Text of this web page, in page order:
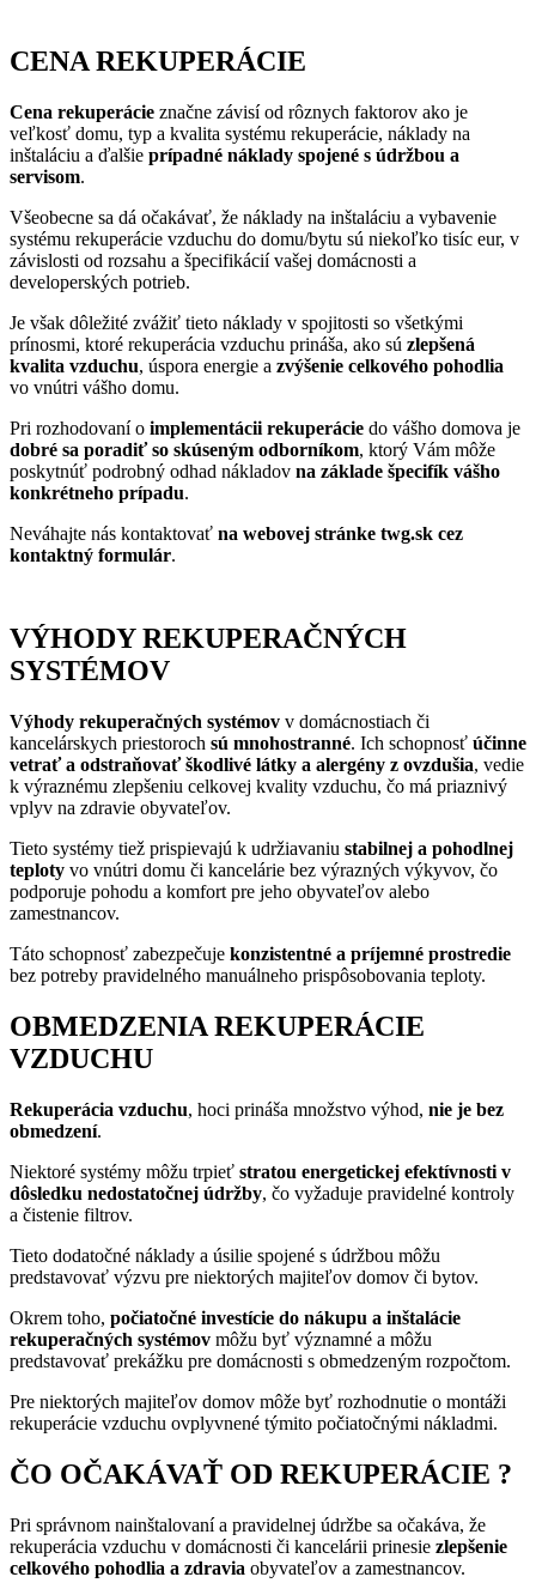
CENA REKUPERÁCIE
Cena rekuperácie značne závisí od rôznych faktorov ako je
veľkosť domu, typ a kvalita systému rekuperácie, náklady na
inštaláciu a ďalšie prípadné náklady spojené s údržbou a
servisom.
Všeobecne sa dá očakávať, že náklady na inštaláciu a vybavenie
systému rekuperácie vzduchu do domu/bytu sú niekoľko tisíc eur, v
závislosti od rozsahu a špecifikácií vašej domácnosti a
developerských potrieb.
Je však dôležité zvážiť tieto náklady v spojitosti so všetkými
prínosmi, ktoré rekuperácia vzduchu prináša, ako sú zlepšená
kvalita vzduchu, úspora energie a zvýšenie celkového pohodlia
vo vnútri vášho domu.
Pri rozhodovaní o implementácii rekuperácie do vášho domova je
dobré sa poradiť so skúseným odborníkom, ktorý Vám môže
poskytnúť podrobný odhad nákladov na základe špecifík vášho
konkrétneho prípadu.
Neváhajte nás kontaktovať na webovej stránke twg.sk cez
kontaktný formulár.
VÝHODY REKUPERAČNÝCH
SYSTÉMOV
Výhody rekuperačných systémov v domácnostiach či
kancelárskych priestoroch sú mnohostranné. Ich schopnosť účinne
vetrať a odstraňovať škodlivé látky a alergény z ovzdušia, vedie
k výraznému zlepšeniu celkovej kvality vzduchu, čo má priaznivý
vplyv na zdravie obyvateľov.
Tieto systémy tiež prispievajú k udržiavaniu stabilnej a pohodlnej
teploty vo vnútri domu či kancelárie bez výrazných výkyvov, čo
podporuje pohodu a komfort pre jeho obyvateľov alebo
zamestnancov.
Táto schopnosť zabezpečuje konzistentné a príjemné prostredie
bez potreby pravidelného manuálneho prispôsobovania teploty.
OBMEDZENIA REKUPERÁCIE
VZDUCHU
Rekuperácia vzduchu, hoci prináša množstvo výhod, nie je bez
obmedzení.
Niektoré systémy môžu trpieť stratou energetickej efektívnosti v
dôsledku nedostatočnej údržby, čo vyžaduje pravidelné kontroly
a čistenie filtrov.
Tieto dodatočné náklady a úsilie spojené s údržbou môžu
predstavovať výzvu pre niektorých majiteľov domov či bytov.
Okrem toho, počiatočné investície do nákupu a inštalácie
rekuperačných systémov môžu byť významné a môžu
predstavovať prekážku pre domácnosti s obmedzeným rozpočtom.
Pre niektorých majiteľov domov môže byť rozhodnutie o montáži
rekuperácie vzduchu ovplyvnené týmito počiatočnými nákladmi.
ČO OČAKÁVAŤ OD REKUPERÁCIE ?
Pri správnom nainštalovaní a pravidelnej údržbe sa očakáva, že
rekuperácia vzduchu v domácnosti či kancelárii prinesie zlepšenie
celkového pohodlia a zdravia obyvateľov a zamestnancov.